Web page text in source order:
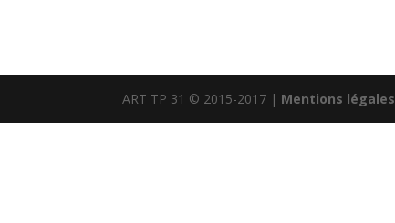
ART TP 31 © 2015-2017 | Mentions légales